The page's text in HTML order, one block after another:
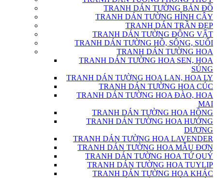
TRANH DÁN TƯỜNG BẢN ĐỒ
TRANH DÁN TƯỜNG HÌNH CÂY
TRANH DÁN TRẦN ĐẸP
TRANH DÁN TƯỜNG ĐỘNG VẬT
TRANH DÁN TƯỜNG HỒ, SÔNG, SUỐI
TRANH DÁN TƯỜNG HOA
TRANH DÁN TƯỜNG HOA SEN, HOA
SÚNG
TRANH DÁN TƯỜNG HOA LAN, HOA LY
TRANH DÁN TƯỜNG HOA CÚC
TRANH DÁN TƯỜNG HOA ĐÀO, HOA
MAI
TRANH DÁN TƯỜNG HOA HỒNG
TRANH DÁN TƯỜNG HOA HƯỚNG
DƯƠNG
TRANH DÁN TƯỜNG HOA LAVENDER
TRANH DÁN TƯỜNG HOA MẪU ĐƠN
TRANH DÁN TƯỜNG HOA TỨ QUÝ
TRANH DÁN TƯỜNG HOA TUYLIP
TRANH DÁN TƯỜNG HOA KHÁC